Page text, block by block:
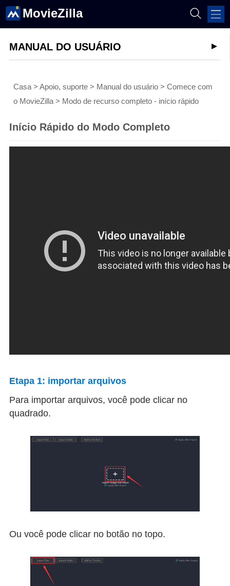
MovieZilla
MANUAL DO USUÁRIO
Casa >Apoio, suporte > Manual do usuário >Comece com
o MovieZilla > Modo de recurso completo - início rápido
Início Rápido do Modo Completo
Etapa 1: importar arquivos
Para importar arquivos, você pode clicar no
quadrado.
Ou você pode clicar no botão no topo.